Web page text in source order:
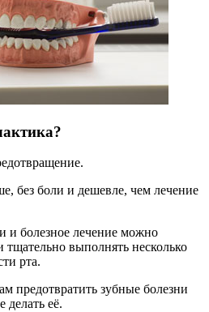
без боли и дешевле, чем лечение
и болезное лечение можно
тщательно выполнять несколько
рта.
предотвратить зубные болезни
делать её.